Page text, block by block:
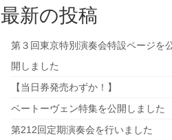
最新の投稿
第３回東京特別演奏会特設ページを
開しました
【当日券発売わずか！】
ベートーヴェン特集を公開しました
第212回定期演奏会を行いました